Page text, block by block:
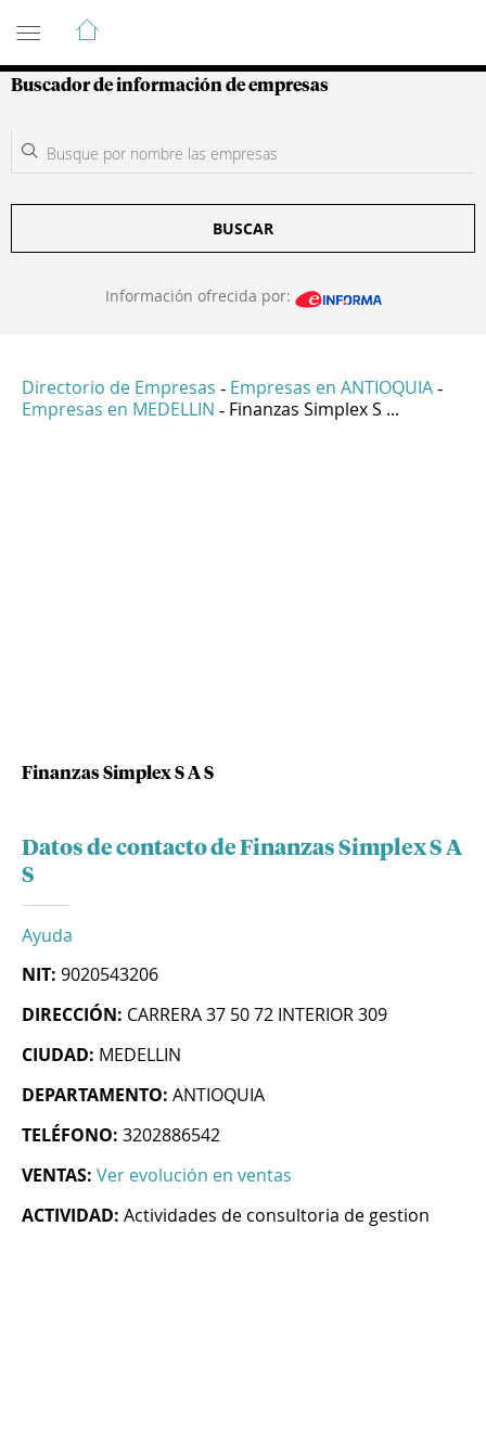
Guía de Empresas Colombianas
Buscador de información de empresas
BUSCAR
Información ofrecida por:
Directorio de Empresas - Empresas en ANTIOQUIA -
Empresas en MEDELLIN - Finanzas Simplex S ...
Finanzas Simplex S A S
Datos de contacto de Finanzas Simplex S A
S
Ayuda
NIT: 9020543206
DIRECCIÓN: CARRERA 37 50 72 INTERIOR 309
CIUDAD: MEDELLIN
DEPARTAMENTO: ANTIOQUIA
TELÉFONO: 3202886542
VENTAS: Ver evolución en ventas
ACTIVIDAD: Actividades de consultoria de gestion